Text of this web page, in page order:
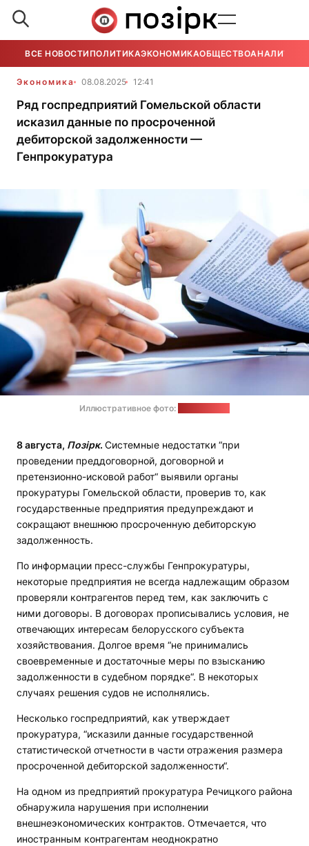
ВСЕ НОВОСТИ ПОЛИТИКАЭКОНОМИКАОБЩЕСТВОАНАЛИТИКА
Экономика 08.08.2025 12:41
Ряд госпредприятий Гомельской области
исказил данные по просроченной
дебиторской задолженности —
Генпрокуратура
Иллюстративное фото:
8 августа, Позірк. Системные недостатки “при
проведении преддоговорной, договорной и
претензионно-исковой работ“ выявили органы
прокуратуры Гомельской области, проверив то, как
государственные предприятия предупреждают и
сокращают внешнюю просроченную дебиторскую
задолженность.
По информации пресс-службы Генпрокуратуры,
некоторые предприятия не всегда надлежащим образом
проверяли контрагентов перед тем, как заключить с
ними договоры. В договорах прописывались условия, не
отвечающих интересам белорусского субъекта
хозяйствования. Долгое время “не принимались
своевременные и достаточные меры по взысканию
задолженности в судебном порядке“. В некоторых
случаях решения судов не исполнялись.
Несколько госпредприятий, как утверждает
прокуратура, “исказили данные государственной
статистической отчетности в части отражения размера
просроченной дебиторской задолженности“.
На одном из предприятий прокуратура Речицкого района
обнаружила нарушения при исполнении
внешнеэкономических контрактов. Отмечается, что
иностранным контрагентам неоднократно